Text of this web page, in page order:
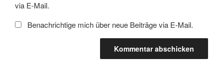
via E-Mail.
Benachrichtige mich über neue Beiträge via E-Mail.